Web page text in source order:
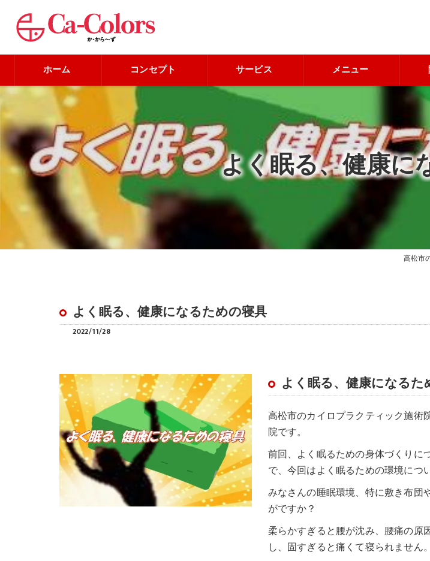
ホーム コンセプト サービス メニュー
よく眠る、健康に
高松市
よく眠る、健康になるための寝具
2022/11/28
よく眠る、健康になるた
高松市のカイロプラクティック施術
院です。
前回、よく眠るための身体づくりに
で、今回はよく眠るための環境につ
みなさんの睡眠環境、特に敷き布団
がですか？
柔らかすぎると腰が沈み、腰痛の原
し、固すぎると痛くて寝られません。